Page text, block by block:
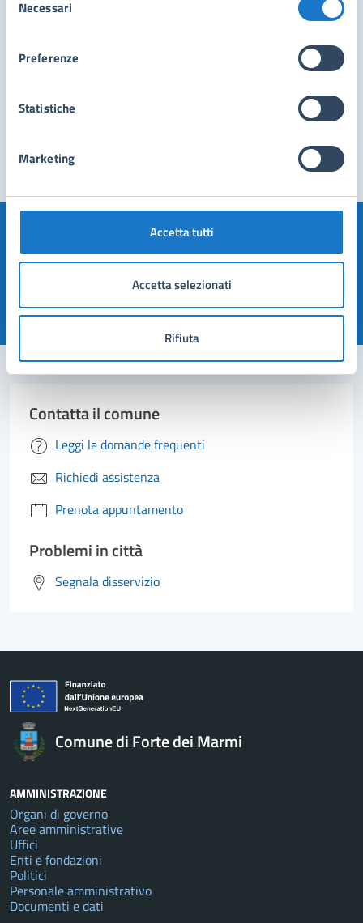
delNecessari
Preferenze
Statistiche
Marketing
Accetta tutti
Accetta selezionati
Rifiuta
Quanto sono chiare le informazioni su questa
pagina?
Valuta 5 stelle su 5
Valuta 4 stelle su 5
Valuta 3 stelle su 5
Valuta 2 stelle su 5
Valuta 1 stelle su 5
Contatta il comune
Leggi le domande frequenti
Richiedi assistenza
Prenota appuntamento
Problemi in città
Segnala disservizio
Comune di Forte dei Marmi
AMMINISTRAZIONE
Organi di governo
Aree amministrative
Uffici
Enti e fondazioni
Politici
Personale amministrativo
Documenti e dati